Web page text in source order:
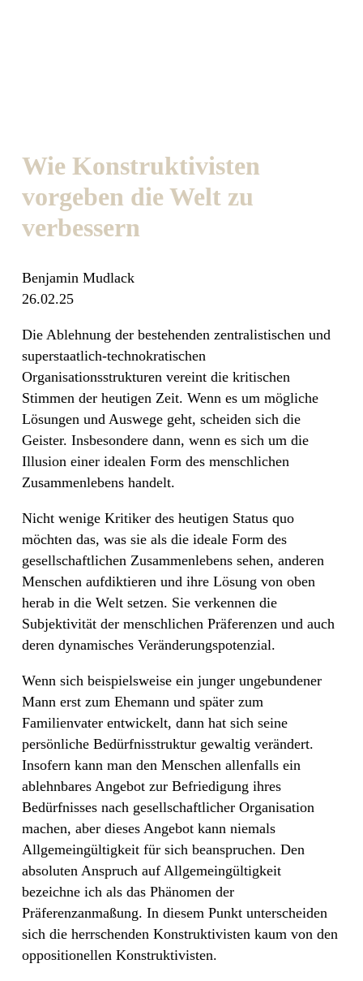
Wie Konstruktivisten
vorgeben die Welt zu
verbessern
Benjamin Mudlack
26.02.25
Die Ablehnung der bestehenden zentralistischen und
superstaatlich-technokratischen
Organisationsstrukturen vereint die kritischen
Stimmen der heutigen Zeit. Wenn es um mögliche
Lösungen und Auswege geht, scheiden sich die
Geister. Insbesondere dann, wenn es sich um die
Illusion einer idealen Form des menschlichen
Zusammenlebens handelt.
Nicht wenige Kritiker des heutigen Status quo
möchten das, was sie als die ideale Form des
gesellschaftlichen Zusammenlebens sehen, anderen
Menschen aufdiktieren und ihre Lösung von oben
herab in die Welt setzen. Sie verkennen die
Subjektivität der menschlichen Präferenzen und auch
deren dynamisches Veränderungspotenzial.
Wenn sich beispielsweise ein junger ungebundener
Mann erst zum Ehemann und später zum
Familienvater entwickelt, dann hat sich seine
persönliche Bedürfnisstruktur gewaltig verändert.
Insofern kann man den Menschen allenfalls ein
ablehnbares Angebot zur Befriedigung ihres
Bedürfnisses nach gesellschaftlicher Organisation
machen, aber dieses Angebot kann niemals
Allgemeingültigkeit für sich beanspruchen. Den
absoluten Anspruch auf Allgemeingültigkeit
bezeichne ich als das Phänomen der
Präferenzanmaßung. In diesem Punkt unterscheiden
sich die herrschenden Konstruktivisten kaum von den
oppositionellen Konstruktivisten.